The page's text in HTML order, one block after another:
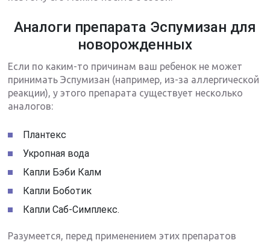
Аналоги препарата Эспумизан для
новорожденных
Если по каким-то причинам ваш ребенок не может
принимать Эспумизан (например, из-за аллергической
реакции), у этого препарата существует несколько
аналогов:
Плантекс
Укропная вода
Капли Бэби Калм
Капли Боботик
Капли Саб-Симплекс.
Разумеется, перед применением этих препаратов